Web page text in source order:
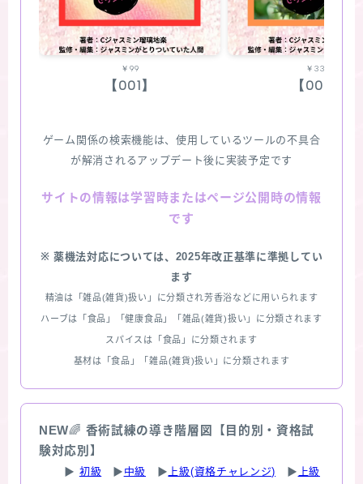
￥99
【001】
￥330
【002】
ゲーム関係の検索機能は、使用しているツールの不具合
が解消されるアップデート後に実装予定です
サイトの情報は学習時またはページ公開時の情報
です
※ 薬機法対応については、2025年改正基準に準拠してい
ます
精油は「雑品(雑貨)扱い」に分類され芳香浴などに用いられます
ハーブは「食品」「健康食品」「雑品(雑貨)扱い」に分類されます
スパイスは「食品」に分類されます
基材は「食品」「雑品(雑貨)扱い」に分類されます
NEW🌈 香術試練の導き階層図【目的別・資格試
験対応別】
▶ 初級 ▶ 中級 ▶ 上級(資格チャレンジ) ▶ 上級